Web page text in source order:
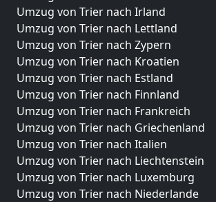
Umzug von Trier nach Irland
Umzug von Trier nach Lettland
Umzug von Trier nach Zypern
Umzug von Trier nach Kroatien
Umzug von Trier nach Estland
Umzug von Trier nach Finnland
Umzug von Trier nach Frankreich
Umzug von Trier nach Griechenland
Umzug von Trier nach Italien
Umzug von Trier nach Liechtenstein
Umzug von Trier nach Luxemburg
Umzug von Trier nach Niederlande